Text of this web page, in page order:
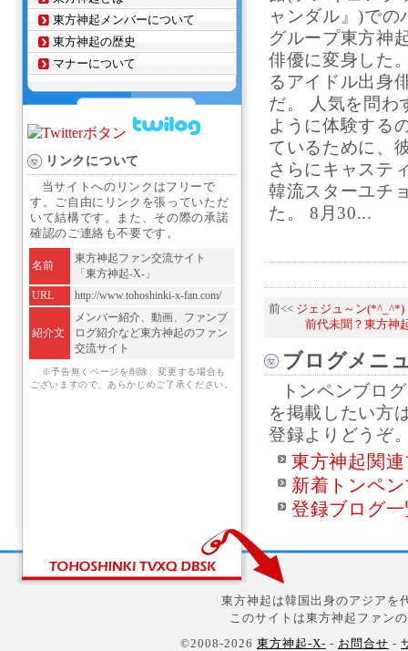
ャンダル』)で
グループ東方神
俳優に変身した
るアイドル出身
だ。 人気を問わ
ように体験する
ているために、
さらにキャステ
韓流スターユチ
た。 8月30...
前<< ジェジュ～ン(*^_^*)
前代未聞？東方神
ブログメニ
トンペンブロ
を掲載したい方
登録よりどうぞ
東方神起関
新着トンペ
登録ブログ
東方神起メンバーについて
東方神起の歴史
マナーについて
リンクについて
当サイトへのリンクはフリーで
す。ご自由にリンクを張っていただ
いて結構です。また、その際の承諾
確認のご連絡も不要です。
名前
東方神起ファン交流サイト
「東方神起-X-」
URL
http://www.tohoshinki-x-fan.com/
紹介文
メンバー紹介、動画、ファンブ
ログ紹介など東方神起のファン
交流サイト
※予告無くページを削除、変更する場合も
ございますので、あらかじめご了承ください。
東方神起は韓国出身のアジアを
このサイトは東方神起ファン
©2008-2026 東方神起-X- - お問合せ -